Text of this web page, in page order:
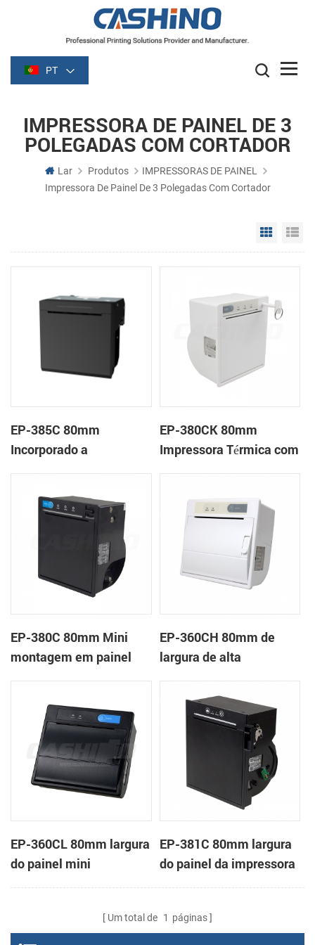
PT
IMPRESSORA DE PAINEL DE 3
POLEGADAS COM CORTADOR
Lar Produtos
IMPRESSORAS DE PAINEL
Impressora De Painel De 3 Polegadas Com Cortador
Grid
EP-385C 80mm
Incorporado a
térmico com cortador
EP-380CK 80mm
Impressora Térmica com
EP-380C 80mm Mini
montagem em painel
EP-360CH 80mm de
largura de alta
de impressora térmica
com a auto-cortador
EP-360CL 80mm largura
do painel mini
impressora térmica com
EP-381C 80mm largura
do painel da impressora
térmica para o toque
Um total de 1 páginas